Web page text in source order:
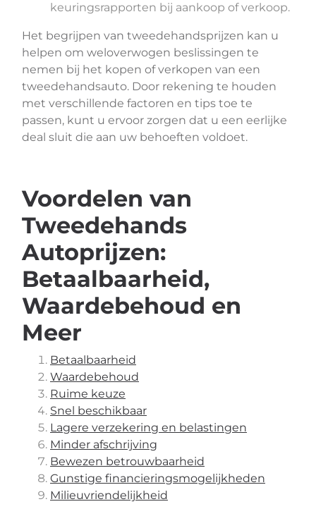
keuringsrapporten bij aankoop of verkoop.
Het begrijpen van tweedehandsprijzen kan u
helpen om weloverwogen beslissingen te
nemen bij het kopen of verkopen van een
tweedehandsauto. Door rekening te houden
met verschillende factoren en tips toe te
passen, kunt u ervoor zorgen dat u een eerlijke
deal sluit die aan uw behoeften voldoet.
Voordelen van
Tweedehands
Autoprijzen:
Betaalbaarheid,
Waardebehoud en
Meer
Betaalbaarheid
Waardebehoud
Ruime keuze
Snel beschikbaar
Lagere verzekering en belastingen
Minder afschrijving
Bewezen betrouwbaarheid
Gunstige financieringsmogelijkheden
Milieuvriendelijkheid